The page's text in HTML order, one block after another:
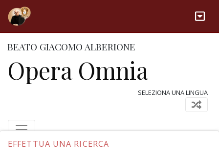
BEATO GIACOMO ALBERIONE
Opera Omnia
SELEZIONA UNA LINGUA
EFFETTUA UNA RICERCA